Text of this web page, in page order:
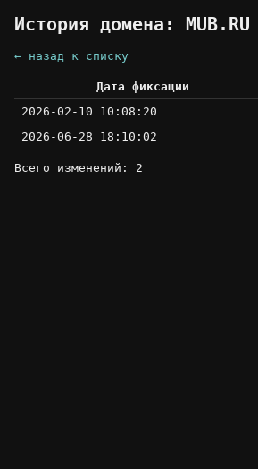
История домена: MUB.RU
← назад к списку
Дата фиксации
2026-02-10 10:08:20
2026-06-28 18:10:02
Всего изменений: 2